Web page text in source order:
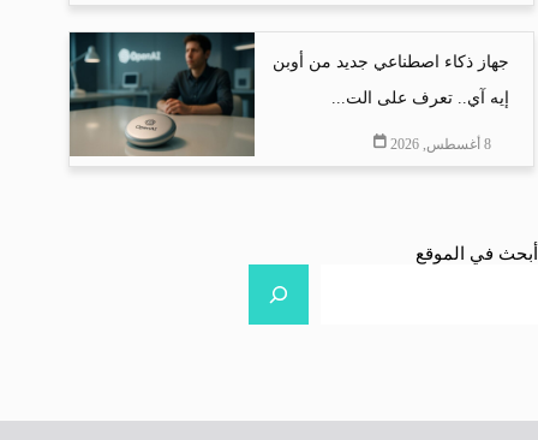
جهاز ذكاء اصطناعي جديد من أوبن
إيه آي.. تعرف على الت...
8 أغسطس, 2026
أبحث في الموقع